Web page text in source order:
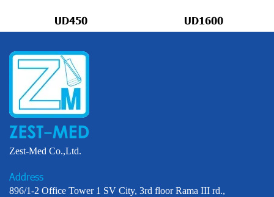
UD450 UD1600
Zest-Med Co.,Ltd.
Address
896/1-2 Office Tower 1 SV City, 3rd floor Rama III rd.,